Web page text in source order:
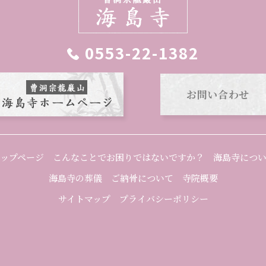
0553-22-1382
お問い合わせ
プページ こんなことでお困りではないですか？
海島寺につ
海島寺の葬儀
ご納骨について
寺院概要
サイトマップ
プライバシーポリシー